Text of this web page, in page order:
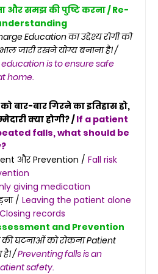
और समझ की पुष्टि करना / Re-
Education का उद्देश्य रोगी को
जारी रखने योग्य बनाना है। /
is to ensure safe
home.
बार-बार गिरने का इतिहास हो,
क्या होगी? /If a patient
falls, what should be
और Prevention / Fall risk
giving medication
/ Leaving the patient alone
Closing records
and Prevention
की घटनाओं को रोकना Patient
/Preventing falls is an
safety.